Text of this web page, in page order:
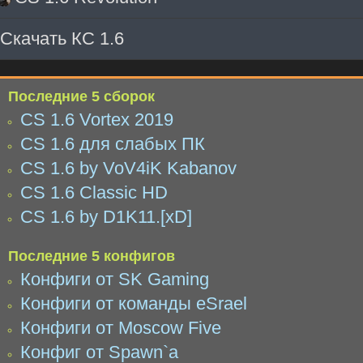
Скачать КС 1.6
Последние 5 сборок
CS 1.6 Vortex 2019
CS 1.6 для слабых ПК
CS 1.6 by VoV4iK Kabanov
CS 1.6 Classic HD
CS 1.6 by D1K11.[xD]
Последние 5 конфигов
Конфиги от SK Gaming
Конфиги от команды eSrael
Конфиги от Moscow Five
Конфиг от Spawn`a